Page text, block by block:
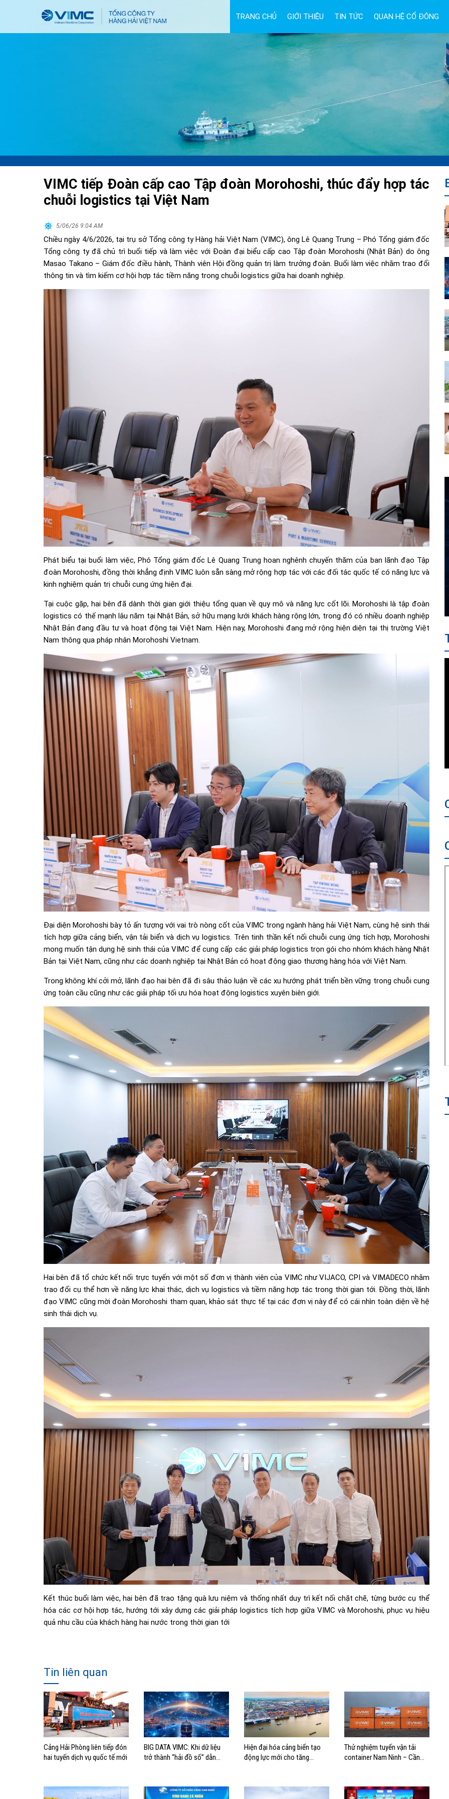
TRANG CHỦ GIỚI THIỆU TIN TỨC QUAN HỆ CỔ ĐÔNG
VIMC tiếp Đoàn cấp cao Tập đoàn Morohoshi, thúc đẩy hợp tác
chuỗi logistics tại Việt Nam
5/06/26 9:04 AM
Chiều ngày 4/6/2026, tại trụ sở Tổng công ty Hàng hải Việt Nam (VIMC), ông Lê Quang Trung – Phó Tổng giám đốc
Tổng công ty đã chủ trì buổi tiếp và làm việc với Đoàn đại biểu cấp cao Tập đoàn Morohoshi (Nhật Bản) do ông
Masao Takano – Giám đốc điều hành, Thành viên Hội đồng quản trị làm trưởng đoàn. Buổi làm việc nhằm trao đổi
thông tin và tìm kiếm cơ hội hợp tác tiềm năng trong chuỗi logistics giữa hai doanh nghiệp.
Phát biểu tại buổi làm việc, Phó Tổng giám đốc Lê Quang Trung hoan nghênh chuyến thăm của ban lãnh đạo Tập
đoàn Morohoshi, đồng thời khẳng định VIMC luôn sẵn sàng mở rộng hợp tác với các đối tác quốc tế có năng lực và
kinh nghiệm quản trị chuỗi cung ứng hiện đại.
Tại cuộc gặp, hai bên đã dành thời gian giới thiệu tổng quan về quy mô và năng lực cốt lõi. Morohoshi là tập đoàn
logistics có thế mạnh lâu năm tại Nhật Bản, sở hữu mạng lưới khách hàng rộng lớn, trong đó có nhiều doanh nghiệp
Nhật Bản đang đầu tư và hoạt động tại Việt Nam. Hiện nay, Morohoshi đang mở rộng hiện diện tại thị trường Việt
Nam thông qua pháp nhân Morohoshi Vietnam.
Đại diện Morohoshi bày tỏ ấn tượng với vai trò nòng cốt của VIMC trong ngành hàng hải Việt Nam, cùng hệ sinh thái
tích hợp giữa cảng biển, vận tải biển và dịch vụ logistics. Trên tinh thần kết nối chuỗi cung ứng tích hợp, Morohoshi
mong muốn tận dụng hệ sinh thái của VIMC để cung cấp các giải pháp logistics trọn gói cho nhóm khách hàng Nhật
Bản tại Việt Nam, cũng như các doanh nghiệp tại Nhật Bản có hoạt động giao thương hàng hóa với Việt Nam.
Trong không khí cởi mở, lãnh đạo hai bên đã đi sâu thảo luận về các xu hướng phát triển bền vững trong chuỗi cung
ứng toàn cầu cũng như các giải pháp tối ưu hóa hoạt động logistics xuyên biên giới.
Hai bên đã tổ chức kết nối trực tuyến với một số đơn vị thành viên của VIMC như VIJACO, CPI và VIMADECO nhằm
trao đổi cụ thể hơn về năng lực khai thác, dịch vụ logistics và tiềm năng hợp tác trong thời gian tới. Đồng thời, lãnh
đạo VIMC cũng mời đoàn Morohoshi tham quan, khảo sát thực tế tại các đơn vị này để có cái nhìn toàn diện về hệ
sinh thái dịch vụ.
Kết thúc buổi làm việc, hai bên đã trao tặng quà lưu niệm và thống nhất duy trì kết nối chặt chẽ, từng bước cụ thể
hóa các cơ hội hợp tác, hướng tới xây dựng các giải pháp logistics tích hợp giữa VIMC và Morohoshi, phục vụ hiệu
quả nhu cầu của khách hàng hai nước trong thời gian tới
Tin liên quan
Cảng Hải Phòng liên tiếp đón
hai tuyến dịch vụ quốc tế mới
BIG DATA VIMC: Khi dữ liệu
trở thành “hải đồ số” dẫn
Hiện đại hóa cảng biển tạo
động lực mới cho tăng
Thử nghiệm tuyến vận tải
container Nam Ninh – Cần